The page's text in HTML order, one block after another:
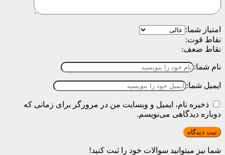
امتیاز شما:
نقاط قوت:
نقاط ضعف:
نام شما:
ایمیل شما:
ذخیره نام، ایمیل و وبسایت من در مرورگر برای زمانی که
دوباره دیدگاهی می‌نویسم.
شما نیز میتوانید سوالات خود را ثبت کنید!